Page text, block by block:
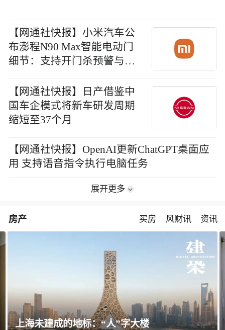
【网通社快报】小米汽车公
布澎程N90 Max智能电动门
细节：支持开门杀预警与避
【网通社快报】日产借鉴中
国车企模式将新车研发周期
缩短至37个月
【网通社快报】OpenAI更新ChatGPT桌面应
用 支持语音指令执行电脑任务
展开更多
房产 买房 风财讯 资讯
飘窗竟然能变身全屋C位 都后悔没早知